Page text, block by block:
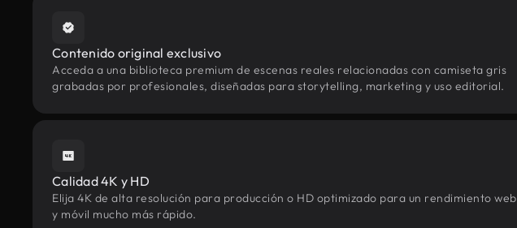
Contenido original exclusivo
Acceda a una biblioteca premium de escenas reales relacionadas con camiseta gris
grabadas por profesionales, diseñadas para storytelling, marketing y uso editorial.
Calidad 4K y HD
Elija 4K de alta resolución para producción o HD optimizado para un rendimiento web
y móvil mucho más rápido.